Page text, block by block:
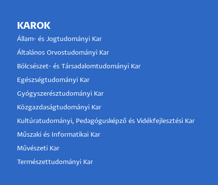
KAROK
Állam- és Jogtudományi Kar
Általános Orvostudományi Kar
Bölcsészet- és Társadalomtudományi Kar
Egészségtudományi Kar
Gyógyszerésztudományi Kar
Közgazdaságtudományi Kar
Kultúratudományi, Pedagógusképző és Vidékfejlesztési Kar
Műszaki és Informatikai Kar
Művészeti Kar
Természettudományi Kar